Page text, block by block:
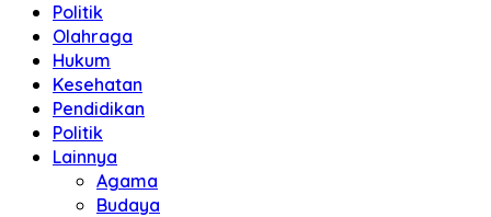
Politik
Olahraga
Hukum
Kesehatan
Pendidikan
Politik
Lainnya
Agama
Budaya